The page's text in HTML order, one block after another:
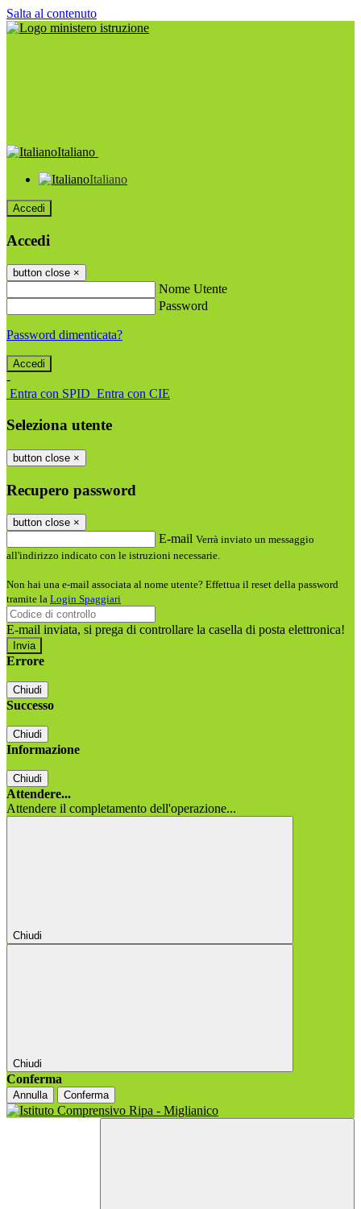
Salta al contenuto
Italiano
Italiano
Accedi
Accedi
button close ×
Nome Utente
Password
Password dimenticata?
-
Entra con SPID Entra con CIE
Seleziona utente
button close ×
Recupero password
button close ×
E-mail Verrà inviato un messaggio
all'indirizzo indicato con le istruzioni necessarie.
Non hai una e-mail associata al nome utente? Effettua il reset della password
tramite la Login Spaggiari
E-mail inviata, si prega di controllare la casella di posta elettronica!
Errore
Chiudi
Successo
Chiudi
Informazione
Chiudi
Attendere...
Attendere il completamento dell'operazione...
Chiudi
Chiudi
Conferma
Annulla Conferma